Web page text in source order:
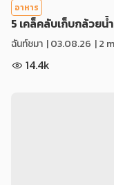
อาหาร
5 เคล็คลับเก็บกล้วยน้
ฉันท์ชมา |03.08.26 | 2
14.4k